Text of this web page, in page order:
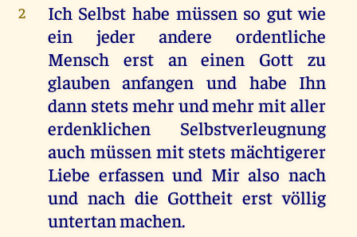
2
Ich Selbst habe müssen so gut wie
ein jeder andere ordentliche
Mensch erst an einen Gott zu
glauben anfangen und habe Ihn
dann stets mehr und mehr mit aller
erdenklichen Selbstverleugnung
auch müssen mit stets mächtigerer
Liebe erfassen und Mir also nach
und nach die Gottheit erst völlig
untertan machen.